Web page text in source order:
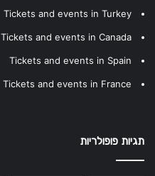
Tickets and events in Turkey
Tickets and events in Canada
Tickets and events in Spain
Tickets and events in France
תגיות פופולריות